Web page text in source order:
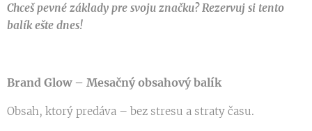
Chceš pevné základy pre svoju značku? Rezervuj si tento
balík ešte dnes!
Brand Glow – Mesačný obsahový balík
Obsah, ktorý predáva – bez stresu a straty času.